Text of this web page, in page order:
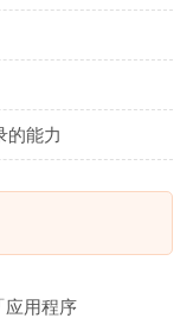
的能力
应用程序